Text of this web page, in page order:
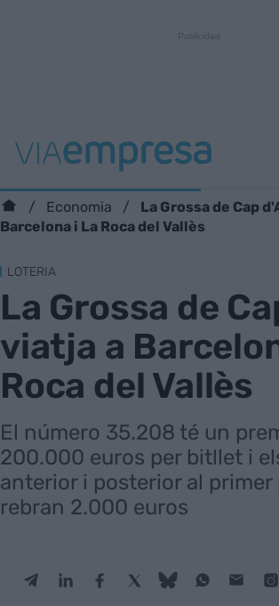
Economia
La Grossa de Cap
Barcelona i La Roca del Vallès
LOTERIA
La Grossa de
viatja a
Roca del Vallès
El número 35.208 té un
200.000 euros per bitllet i
anterior i posterior al primer
rebran 2.000 euros